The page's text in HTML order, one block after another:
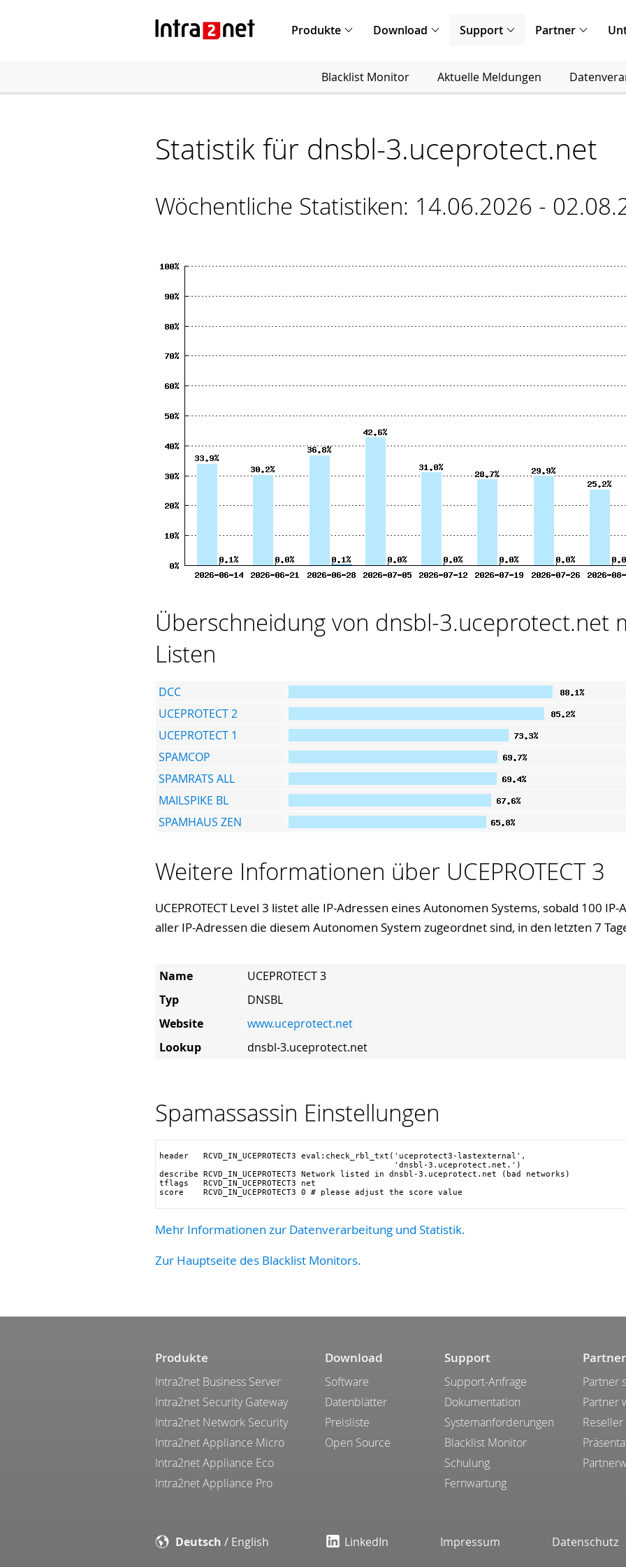
Produkte Download Support Partner
Blacklist Monitor Aktuelle Meldungen
Statistik für dnsbl-3.uceprotect.net
Wöchentliche Statistiken: 14.06.2026 -
Überschneidung von dnsbl-3.uceprotect.net
Listen
DCC
UCEPROTECT 2
UCEPROTECT 1
SPAMCOP
SPAMRATS ALL
MAILSPIKE BL
SPAMHAUS ZEN
Weitere Informationen über UCEPROTECT 3
UCEPROTECT Level 3 listet alle IP-Adressen eines Autonomen Systems, sobald 100
aller IP-Adressen die diesem Autonomen System zugeordnet sind, in den letzten 7
Name
UCEPROTECT 3
Typ
DNSBL
Website
www.uceprotect.net
Lookup
dnsbl-3.uceprotect.net
Spamassassin Einstellungen
header   RCVD_IN_UCEPROTECT3 eval:check_rbl_txt('uceprotect3-lastexternal',
                                                'dnsbl-3.uceprotect.net.')
describe RCVD_IN_UCEPROTECT3 Network listed in dnsbl-3.uceprotect.net (bad networks)
tflags   RCVD_IN_UCEPROTECT3 net
score    RCVD_IN_UCEPROTECT3 0 # please adjust the score value
Mehr Informationen zur Datenverarbeitung und Statistik.
Zur Hauptseite des Blacklist Monitors.
Produkte
Intra2net Business Server
Intra2net Security Gateway
Intra2net Network Security
Intra2net Appliance Micro
Intra2net Appliance Eco
Intra2net Appliance Pro
Download
Software
Datenblätter
Preisliste
Open Source
Support
Support-Anfrage
Dokumentation
Systemanforderungen
Blacklist Monitor
Schulung
Fernwartung
Partner
Partner
Partner
Deutsch / English LinkedIn Impressum Datenschutz